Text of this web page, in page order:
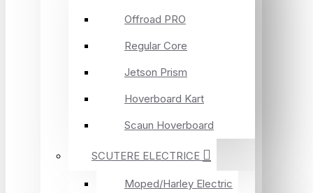
Offroad PRO
Regular Core
Jetson Prism
Hoverboard Kart
Scaun Hoverboard
SCUTERE ELECTRICE
Moped/Harley Electric